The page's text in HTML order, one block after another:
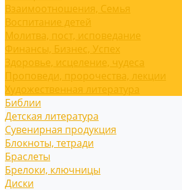
Взаимоотношения, Cемья
Воспитание детей
Молитва, пост, исповедание
Финансы, Бизнес, Успех
Здоровье, исцеление, чудеса
Проповеди, пророчества, лекции
Художественная литература
Библии
Детская литература
Сувенирная продукция
Блокноты, тетради
Браслеты
Брелоки, ключницы
Диски